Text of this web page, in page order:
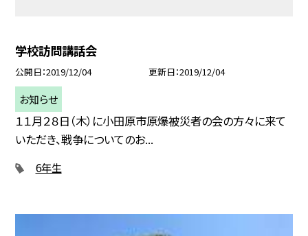
学校訪問講話会
公開日 2019/12/04 更新日 2019/12/04
お知らせ
１１月２８日（木）に小田原市原爆被災者の会の方々に来て
いただき、戦争についてのお...
6年生